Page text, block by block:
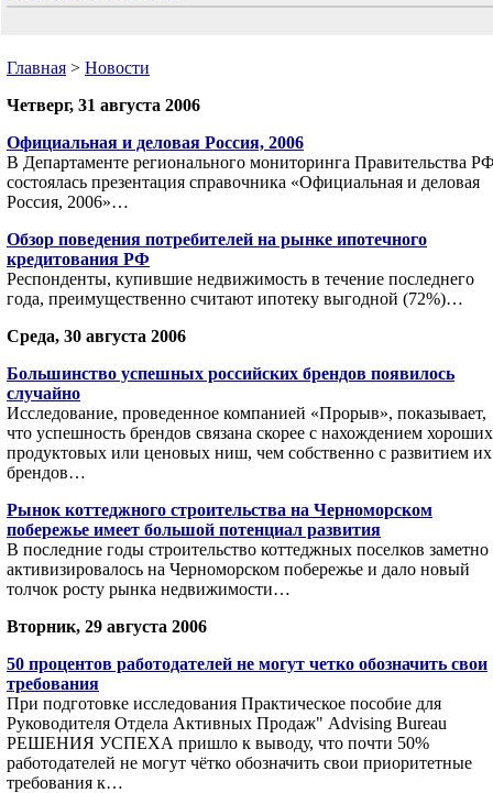
Главная > Новости
Четверг, 31 августа 2006
Официальная и деловая Россия, 2006
В Департаменте регионального мониторинга Правительства
состоялась презентация справочника «Официальная и деловая
Россия, 2006»…
Обзор поведения потребителей на рынке ипотечного
кредитования РФ
Респонденты, купившие недвижимость в течение последнего
года, преимущественно считают ипотеку выгодной (72%)…
Среда, 30 августа 2006
Большинство успешных российских брендов появилось
случайно
Исследование, проведенное компанией «Прорыв», показывает,
что успешность брендов связана скорее с нахождением хороших
продуктовых или ценовых ниш, чем собственно с развитием их
брендов…
Рынок коттеджного строительства на Черноморском
побережье имеет большой потенциал развития
В последние годы строительство коттеджных поселков заметно
активизировалось на Черноморском побережье и дало новый
толчок росту рынка недвижимости…
Вторник, 29 августа 2006
50 процентов работодателей не могут четко обозначить свои
требования
При подготовке исследования Практическое пособие для
Руководителя Отдела Активных Продаж" Advising Bureau
РЕШЕНИЯ УСПЕХА пришло к выводу, что почти 50%
работодателей не могут чётко обозначить свои приоритетные
требования к…